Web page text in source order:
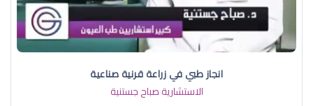
انجاز طبي في زراعة قرنية صناعية
الاستشارية صباح جستنية